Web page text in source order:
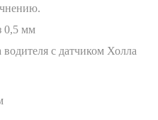
0,5 мм
с датчиком Холла